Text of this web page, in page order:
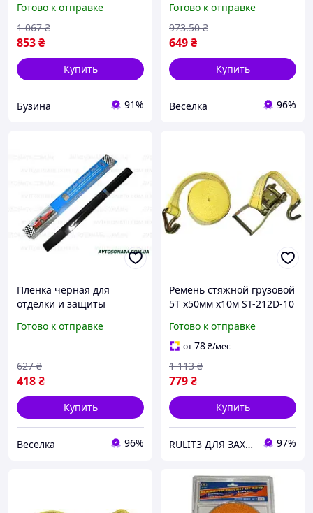
35x28х7.5см, крепление к
сиденью ремнями, 4
отделения, PV-кожа,
черный buzyna
Готово к отправке
853₴
1 067 ₴
Купить
Бузина 91%
устойчивая к выгоранию
для интерьера и защиты
поверхностей FLAME
Готово к отправке
649₴
973.50 ₴
Купить
Веселка 96%
Пленка черная для
отделки и защиты
устойчивая к выгоранию
FLAME
Готово к отправке
418₴
627 ₴
Купить
Веселка 96%
Ремень стяжной грузовой
5T х50мм х10м ST-212D-10
автомобильная для
крепления грузов 3
Готово к отправке
от78₴/мес
779₴
1 113 ₴
Купить
RULIT3 ДЛЯ ЗАХИСНИКІВ ЗНИЖКИ! 97%